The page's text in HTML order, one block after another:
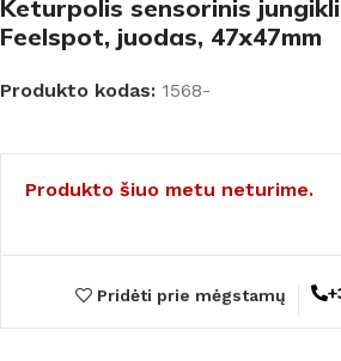
Keturpolis sensorinis
Feelspot, juodas, 47x47mm
Produkto kodas: 1568-
Produkto šiuo metu neturime.
Pridėti prie mėgstamų